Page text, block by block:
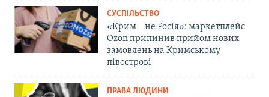
СУСПІЛЬСТВО
«Крим – не Росія»: маркетплейс
Ozon припинив прийом нових
замовлень на Кримському
півострові
ПРАВА ЛЮДИНИ